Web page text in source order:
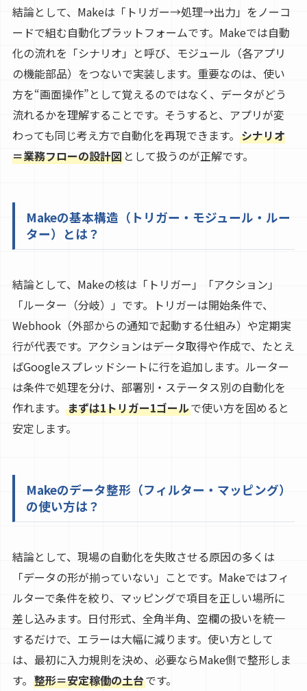
結論として、Makeは「トリガー→処理→出力」をノーコ
ードで組む自動化プラットフォームです。Makeでは自動
化の流れを「シナリオ」と呼び、モジュール（各アプリ
の機能部品）をつないで実装します。重要なのは、使い
方を“画面操作”として覚えるのではなく、データがどう
流れるかを理解することです。そうすると、アプリが変
わっても同じ考え方で自動化を再現できます。 シナリオ
＝業務フローの設計図として扱うのが正解です。
Makeの基本構造（トリガー・モジュール・ルー
ター）とは？
結論として、Makeの核は「トリガー」「アクション」
「ルーター（分岐）」です。トリガーは開始条件で、
Webhook（外部からの通知で起動する仕組み）や定期実
行が代表です。アクションはデータ取得や作成で、たとえ
ばGoogleスプレッドシートに行を追加します。ルーター
は条件で処理を分け、部署別・ステータス別の自動化を
作れます。 まずは1トリガー1ゴールで使い方を固めると
安定します。
Makeのデータ整形（フィルター・マッピング）
の使い方は？
結論として、現場の自動化を失敗させる原因の多くは
「データの形が揃っていない」ことです。Makeではフィ
ルターで条件を絞り、マッピングで項目を正しい場所に
差し込みます。日付形式、全角半角、空欄の扱いを統一
するだけで、エラーは大幅に減ります。使い方として
は、最初に入力規則を決め、必要ならMake側で整形しま
す。 整形＝安定稼働の土台です。